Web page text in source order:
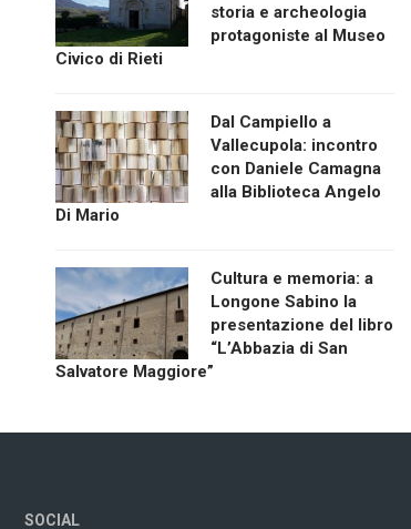
storia e archeologia
protagoniste al Museo
Civico di Rieti
Dal Campiello a
Vallecupola: incontro
con Daniele Camagna
alla Biblioteca Angelo
Di Mario
Cultura e memoria: a
Longone Sabino la
presentazione del libro
“L’Abbazia di San
Salvatore Maggiore”
SOCIAL